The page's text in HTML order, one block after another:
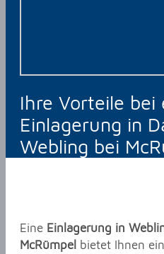
Ihre Vorteile bei
Einlagerung in
Webling bei
Eine Einlagerung in
McRümpel bietet Ihnen